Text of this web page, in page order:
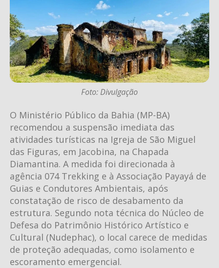
Foto: Divulgação
O Ministério Público da Bahia (MP-BA)
recomendou a suspensão imediata das
atividades turísticas na Igreja de São Miguel
das Figuras, em Jacobina, na Chapada
Diamantina. A medida foi direcionada à
agência 074 Trekking e à Associação Payayá de
Guias e Condutores Ambientais, após
constatação de risco de desabamento da
estrutura. Segundo nota técnica do Núcleo de
Defesa do Patrimônio Histórico Artístico e
Cultural (Nudephac), o local carece de medidas
de proteção adequadas, como isolamento e
escoramento emergencial.